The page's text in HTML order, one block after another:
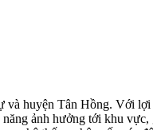
huyện Tân Hồng. Với lợi
ảnh hưởng tới khu vực,